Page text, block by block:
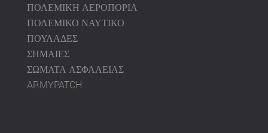
ΠΟΛΕΜΙΚΗ ΑΕΡΟΠΟΡΙΑ
ΠΟΛΕΜΙΚΟ ΝΑΥΤΙΚΟ
ΠΟΥΛΑΔΕΣ
ΣΗΜΑΙΕΣ
ΣΩΜΑΤΑ ΑΣΦΑΛΕΙΑΣ
ARMYPATCH